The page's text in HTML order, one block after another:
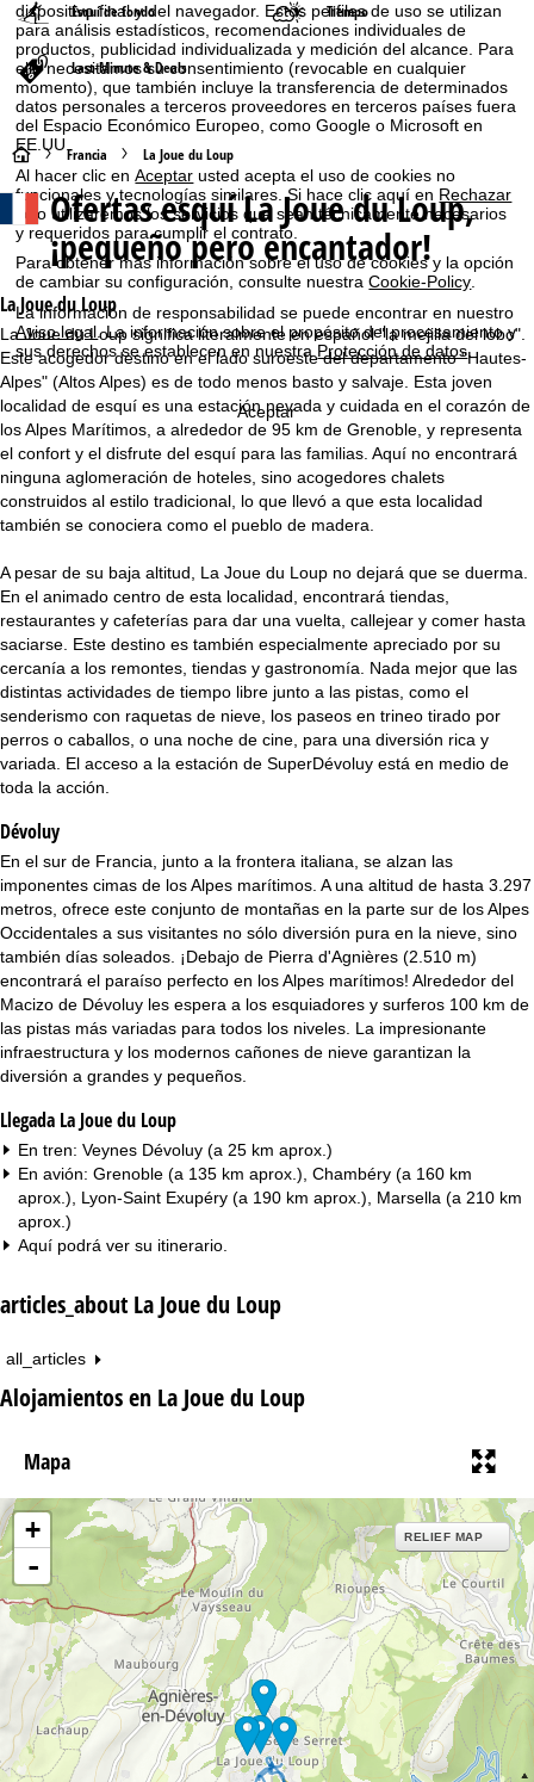
dispositivo final y del navegador. Estos perfiles de uso se utilizan
para análisis estadísticos, recomendaciones individuales de
productos, publicidad individualizada y medición del alcance. Para
ello necesitamos su consentimiento (revocable en cualquier
momento), que también incluye la transferencia de determinados
datos personales a terceros proveedores en terceros países fuera
del Espacio Económico Europeo, como Google o Microsoft en
EE.UU.
Al hacer clic enAceptar usted acepta el uso de cookies no
funcionales y tecnologías similares. Si hace clic aquí en Rechazar
solo utilizaremos los servicios que sean técnicamente necesarios
y requeridos para cumplir el contrato.
Para obtener más información sobre el uso de cookies y la opción
de cambiar su configuración, consulte nuestraCookie-Policy
La información de responsabilidad se puede encontrar en nuestro
Aviso legal. La información sobre el propósito del procesamiento y
sus derechos se establecen en nuestra Protección de datos.
Aceptar
Esquí de fondo Tiempo
Last-Minute & Deals
P
á
i
n
a
p
r
n
c
i
p
a
l
Francia La Joue du Loup
Ofertas esquíLa Joue du Loup,
¡pequeño pero encantador!
La Joue du Loup
La Joue du Loup significa literalmente en español "la mejilla del lobo".
Este acogedor destino en el lado suroeste del departamento "Hautes-
Alpes" (Altos Alpes) es de todo menos basto y salvaje. Esta joven
localidad de esquí es una estación nevada y cuidada en el corazón de
los Alpes Marítimos, a alrededor de 95 km de Grenoble, y representa
el confort y el disfrute del esquí para las familias. Aquí no encontrará
ninguna aglomeración de hoteles, sino acogedores chalets
construidos al estilo tradicional, lo que llevó a que esta localidad
también se conociera como el pueblo de madera.
A pesar de su baja altitud, La Joue du Loup no dejará que se duerma.
En el animado centro de esta localidad, encontrará tiendas,
restaurantes y cafeterías para dar una vuelta, callejear y comer hasta
saciarse. Este destino es también especialmente apreciado por su
cercanía a los remontes, tiendas y gastronomía. Nada mejor que las
distintas actividades de tiempo libre junto a las pistas, como el
senderismo con raquetas de nieve, los paseos en trineo tirado por
perros o caballos, o una noche de cine, para una diversión rica y
variada. El acceso a la estación de SuperDévoluy está en medio de
toda la acción.
Dévoluy
En el sur de Francia, junto a la frontera italiana, se alzan las
imponentes cimas de los Alpes marítimos. A una altitud de hasta 3.297
metros, ofrece este conjunto de montañas en la parte sur de los Alpes
Occidentales a sus visitantes no sólo diversión pura en la nieve, sino
también días soleados. ¡Debajo de Pierra d'Agnières (2.510 m)
encontrará el paraíso perfecto en los Alpes marítimos! Alrededor del
Macizo de Dévoluy les espera a los esquiadores y surferos 100 km de
las pistas más variadas para todos los niveles. La impresionante
infraestructura y los modernos cañones de nieve garantizan la
diversión a grandes y pequeños.
Llegada La Joue du Loup
En tren: Veynes Dévoluy (a 25 km aprox.)
En avión: Grenoble (a 135 km aprox.), Chambéry (a 160 km
aprox.), Lyon-Saint Exupéry (a 190 km aprox.), Marsella (a 210 km
aprox.)
Aquí podrá ver su itinerario
articles_about La Joue du Loup
all_articles
Alojamientos en La Joue du Loup
Mapa
+
-
RELIEF MAP